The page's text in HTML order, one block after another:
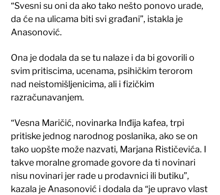
“Svesni su oni da ako tako nešto ponovo urade,
da će na ulicama biti svi građani”, istakla je
Anasonović.
Ona je dodala da se tu nalaze i da bi govorili o
svim pritiscima, ucenama, psihičkim terorom
nad neistomišljenicima, ali i fizičkim
razračunavanjem.
“Vesna Maričić, novinarka Inđija kafea, trpi
pritiske jednog narodnog poslanika, ako se on
tako uopšte može nazvati, Marjana Rističevića. I
takve moralne gromade govore da ti novinari
nisu novinari jer rade u prodavnici ili butiku”,
kazala je Anasonović i dodala da “je upravo vlast